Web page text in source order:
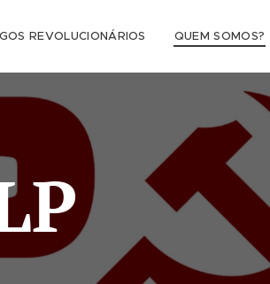
REVOLUCIONÁRIOS QUEM SOMOS?